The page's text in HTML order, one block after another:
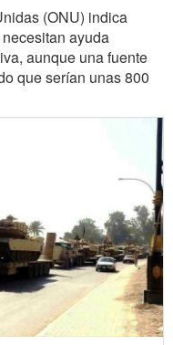
(ONU) indica
ayuda
aunque una fuente
que serían unas 800